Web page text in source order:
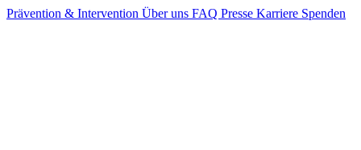
Prävention & Intervention Über uns FAQ Presse Karriere Spenden